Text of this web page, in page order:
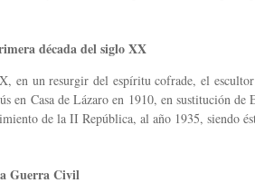
década del siglo XX
en un resurgir del espíritu cofrade, el
en Casa de Lázaro en 1910, en sustitución
de la II República, al año 1935, siendo
Guerra Civil